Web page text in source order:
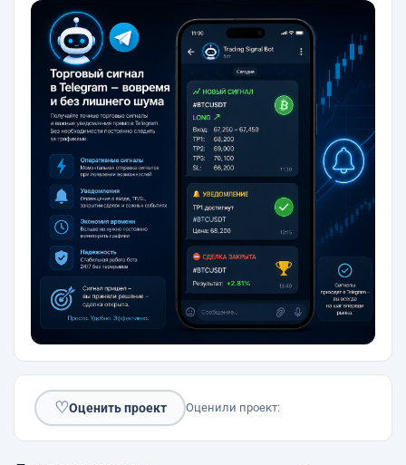
♡Оценить проект Оценили проект: